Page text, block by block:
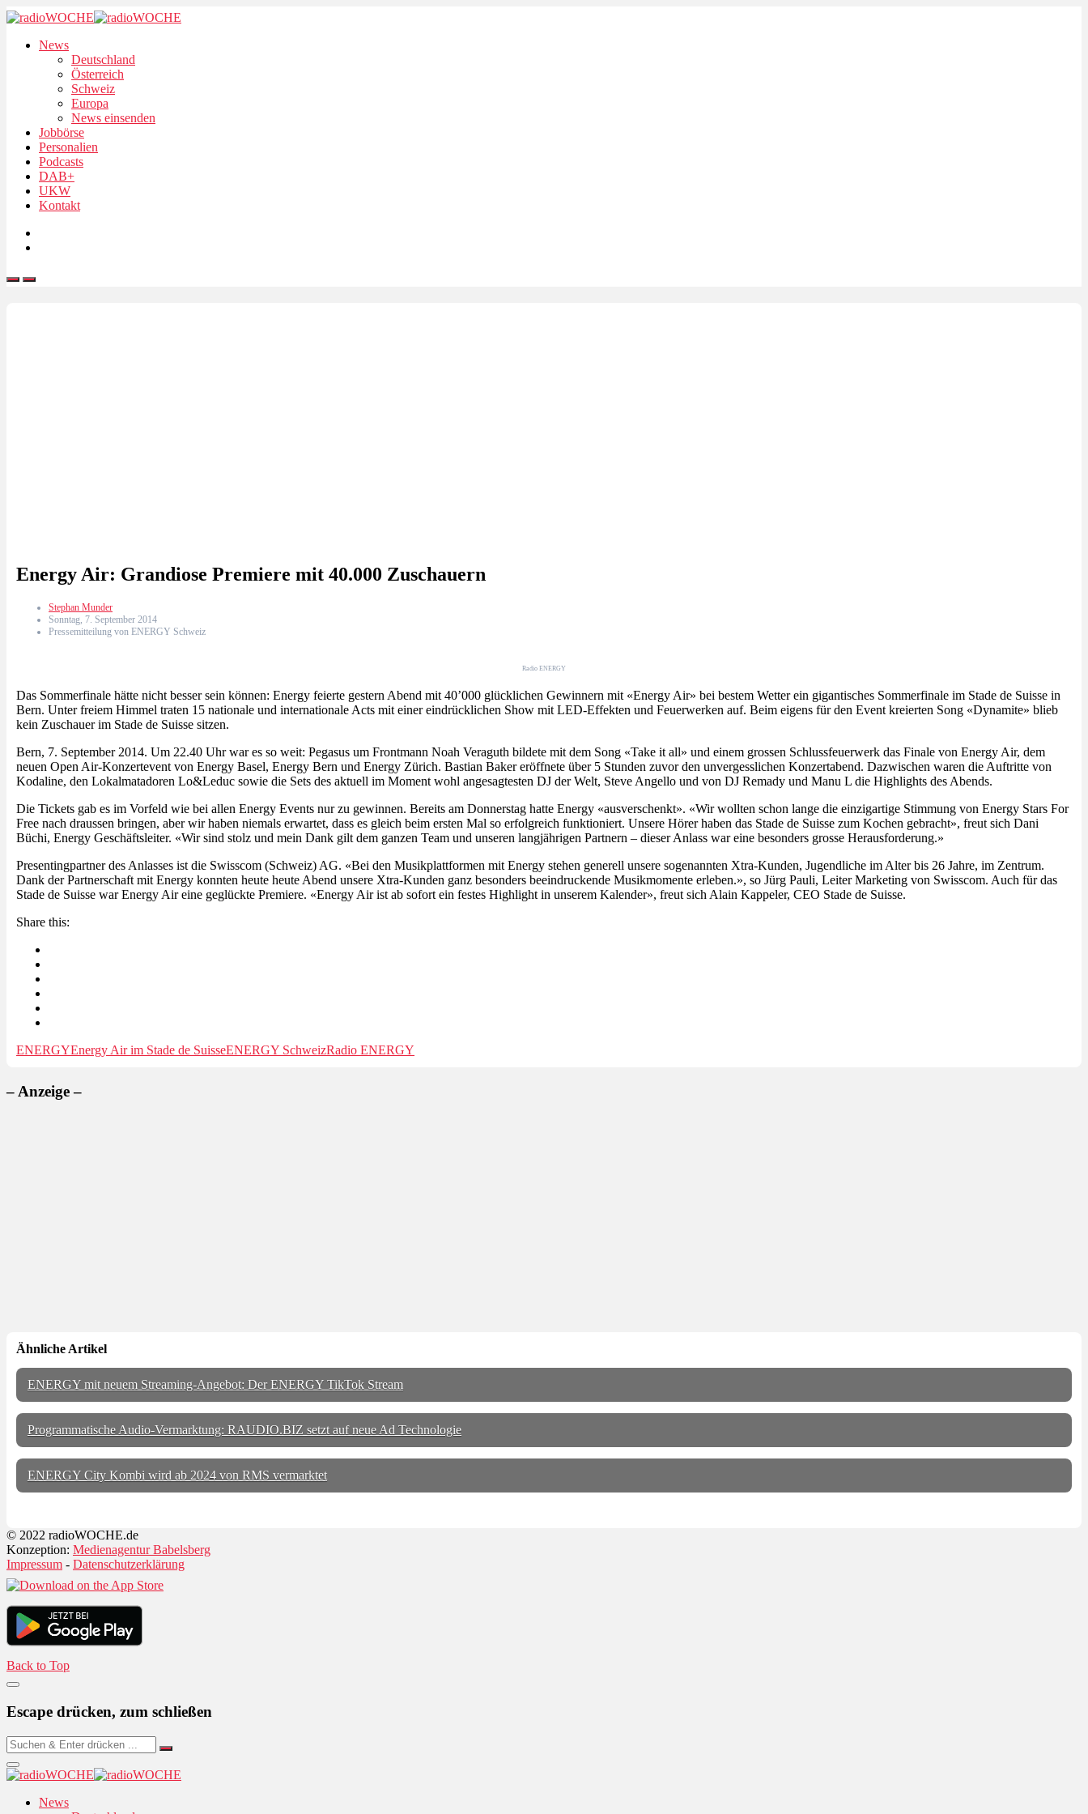
News
Deutschland
Österreich
Schweiz
Europa
News einsenden
Jobbörse
Personalien
Podcasts
DAB+
UKW
Kontakt
Energy Air: Grandiose Premiere mit 40.000 Zuschauern
Stephan Munder
Sonntag, 7. September 2014
Pressemitteilung von ENERGY Schweiz
Radio ENERGY
Das Sommerfinale hätte nicht besser sein können: Energy feierte gestern Abend mit 40’000 glücklichen Gewinnern mit «Energy Air» bei bestem Wetter ein gigantisches Sommerfinale im Stade de Suisse in
Bern. Unter freiem Himmel traten 15 nationale und internationale Acts mit einer eindrücklichen Show mit LED-Effekten und Feuerwerken auf. Beim eigens für den Event kreierten Song «Dynamite» blieb
kein Zuschauer im Stade de Suisse sitzen.
Bern, 7. September 2014. Um 22.40 Uhr war es so weit: Pegasus um Frontmann Noah Veraguth bildete mit dem Song «Take it all» und einem grossen Schlussfeuerwerk das Finale von Energy Air, dem
neuen Open Air-Konzertevent von Energy Basel, Energy Bern und Energy Zürich. Bastian Baker eröffnete über 5 Stunden zuvor den unvergesslichen Konzertabend. Dazwischen waren die Auftritte von
Kodaline, den Lokalmatadoren Lo&Leduc sowie die Sets des aktuell im Moment wohl angesagtesten DJ der Welt, Steve Angello und von DJ Remady und Manu L die Highlights des Abends.
Die Tickets gab es im Vorfeld wie bei allen Energy Events nur zu gewinnen. Bereits am Donnerstag hatte Energy «ausverschenkt». «Wir wollten schon lange die einzigartige Stimmung von Energy Stars For
Free nach draussen bringen, aber wir haben niemals erwartet, dass es gleich beim ersten Mal so erfolgreich funktioniert. Unsere Hörer haben das Stade de Suisse zum Kochen gebracht», freut sich Dani
Büchi, Energy Geschäftsleiter. «Wir sind stolz und mein Dank gilt dem ganzen Team und unseren langjährigen Partnern – dieser Anlass war eine besonders grosse Herausforderung.»
Presentingpartner des Anlasses ist die Swisscom (Schweiz) AG. «Bei den Musikplattformen mit Energy stehen generell unsere sogenannten Xtra-Kunden, Jugendliche im Alter bis 26 Jahre, im Zentrum.
Dank der Partnerschaft mit Energy konnten heute heute Abend unsere Xtra-Kunden ganz besonders beeindruckende Musikmomente erleben.», so Jürg Pauli, Leiter Marketing von Swisscom. Auch für das
Stade de Suisse war Energy Air eine geglückte Premiere. «Energy Air ist ab sofort ein festes Highlight in unserem Kalender», freut sich Alain Kappeler, CEO Stade de Suisse.
Share this:
ENERGYEnergy Air im Stade de SuisseENERGY SchweizRadio ENERGY
– Anzeige –
Ähnliche Artikel
ENERGY mit neuem Streaming-Angebot: Der ENERGY TikTok Stream
Programmatische Audio-Vermarktung: RAUDIO.BIZ setzt auf neue Ad Technologie
ENERGY City Kombi wird ab 2024 von RMS vermarktet
© 2022 radioWOCHE.de
Konzeption: Medienagentur Babelsberg
Impressum - Datenschutzerklärung
Back to Top
Escape drücken, zum schließen
News